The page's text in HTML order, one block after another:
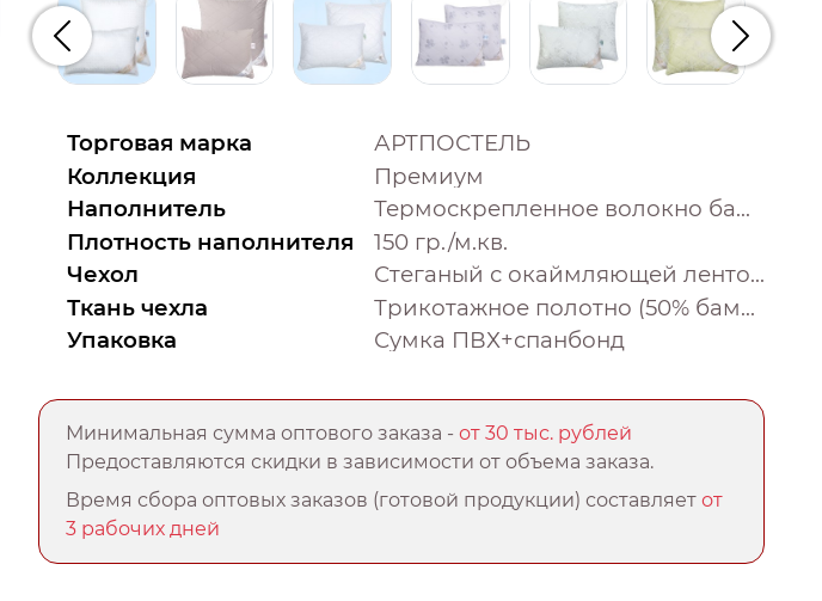
Предыдущий
Торговая марка
АРТПОСТЕЛЬ
Коллекция
Премиум
Наполнитель
Термоскрепленное волокно бамбука
Плотность наполнителя
150 гр./м.кв.
Чехол
Стеганый с окаймляющей лентой
Ткань чехла
Трикотажное полотно (50% бамбук, 50% полиэстер)
Упаковка
Сумка ПВХ+спанбонд
Минимальная сумма оптового заказа -от 30 тыс. рублей
Предоставляются скидки в зависимости от объема заказа.
Время сбора оптовых заказов (готовой продукции) составляетот
3 рабочих дней